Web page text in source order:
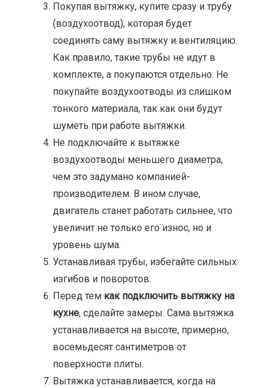
Покупая вытяжку, купите сразу и трубу
(воздухоотвод), которая будет
соединять саму вытяжку и вентиляцию.
Как правило, такие трубы не идут в
комплекте, а покупаются отдельно. Не
покупайте воздухоотводы из слишком
тонкого материала, так как они будут
шуметь при работе вытяжки.
Не подключайте к вытяжке
воздухоотводы меньшего диаметра,
чем это задумано компанией-
производителем. В ином случае,
двигатель станет работать сильнее, что
увеличит не только его износ, но и
уровень шума.
Устанавливая трубы, избегайте сильных
изгибов и поворотов.
Перед тем как подключить вытяжку на
кухне, сделайте замеры. Сама вытяжка
устанавливается на высоте, примерно,
восемьдесят сантиметров от
поверхности плиты.
Вытяжка устанавливается, когда на